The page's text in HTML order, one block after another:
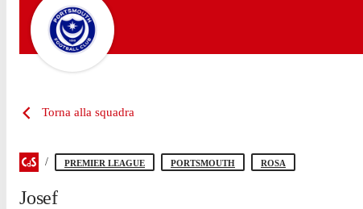
Torna alla squadra
PREMIER LEAGUE PORTSMOUTH ROSA
Josef